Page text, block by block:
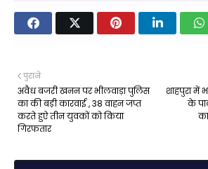
शाहपुरा में
के
पुराने
अवैध बजरी खनन पर भीलवाड़ा पुलिस
का की बड़ी कारवाई , 38 वाहन जप्त
करते हुऐ तीन युवकों को किया
गिरफतार